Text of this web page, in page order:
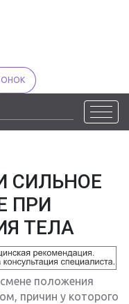
СИЛЬНОЕ
ПРИ
ТЕЛА
положения
причин у которого